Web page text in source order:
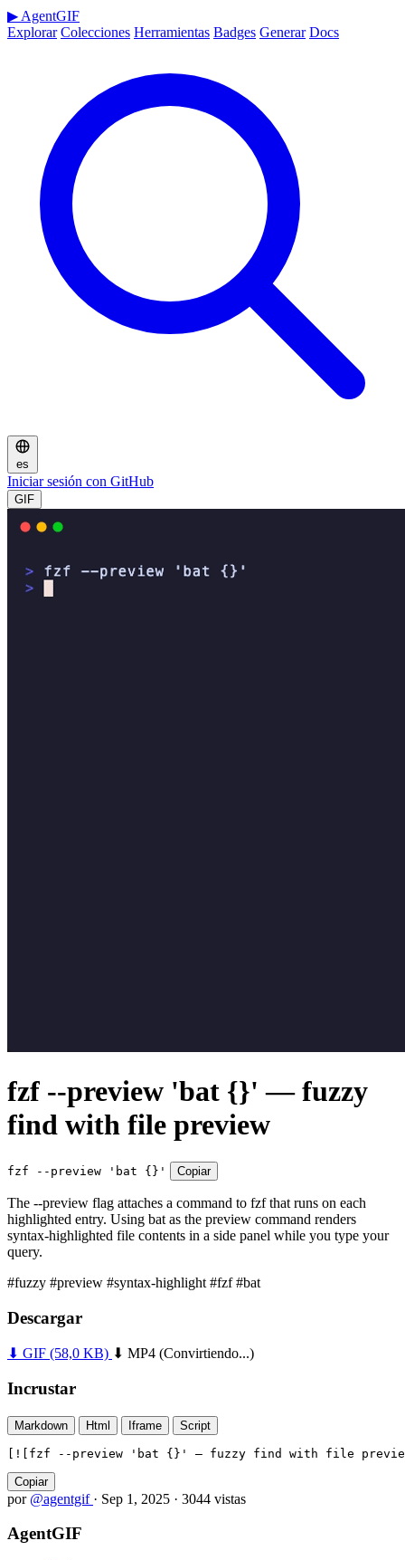
▶ AgentGIF
Explorar Colecciones Herramientas Badges Generar Docs
es
Iniciar sesión con GitHub
GIF
fzf --preview 'bat {}' — fuzzy
find with file preview
fzf --preview 'bat {}' Copiar
The --preview flag attaches a command to fzf that runs on each
highlighted entry. Using bat as the preview command renders
syntax-highlighted file contents in a side panel while you type your
query.
#fuzzy #preview #syntax-highlight #fzf#bat
Descargar
⬇ GIF (58,0 KB) ⬇ MP4 (Convirtiendo...)
Incrustar
Markdown Html Iframe Script
[![fzf --preview 'bat {}' — fuzzy find with file
Copiar
por @agentgif · Sep 1, 2025 · 3044 vistas
AgentGIF